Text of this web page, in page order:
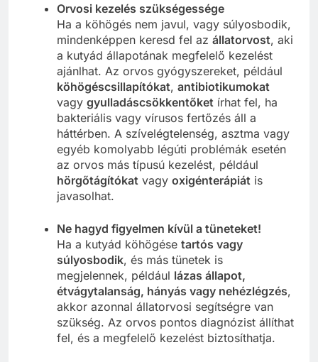
Orvosi kezelés szükségessége
Ha a köhögés nem javul, vagy súlyosbodik,
mindenképpen keresd fel az állatorvost, aki
a kutyád állapotának megfelelő kezelést
ajánlhat. Az orvos gyógyszereket, például
köhögéscsillapítókat, antibiotikumokat
vagy gyulladáscsökkentőket írhat fel, ha
bakteriális vagy vírusos fertőzés áll a
háttérben. A szívelégtelenség, asztma vagy
egyéb komolyabb légúti problémák esetén
az orvos más típusú kezelést, például
hörgőtágítókat vagy oxigénterápiát is
javasolhat.
Ne hagyd figyelmen kívül a tüneteket!
Ha a kutyád köhögése tartós vagy
súlyosbodik, és más tünetek is
megjelennek, például lázas állapot,
étvágytalanság, hányás vagy nehézlégzés,
akkor azonnal állatorvosi segítségre van
szükség. Az orvos pontos diagnózist állíthat
fel, és a megfelelő kezelést biztosíthatja.